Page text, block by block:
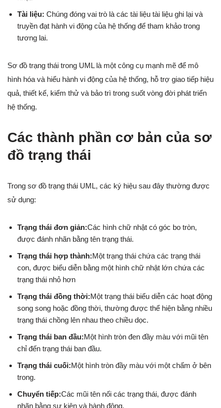
Tài liệu: Chúng đóng vai trò là các tài liệu tài liệu ghi lại và
truyền đạt hành vi động của hệ thống để tham khảo trong
tương lai.
Sơ đồ trạng thái trong UML là một công cụ mạnh mẽ để mô
hình hóa và hiểu hành vi động của hệ thống, hỗ trợ giao tiếp hiệu
quả, thiết kế, kiểm thử và bảo trì trong suốt vòng đời phát triển
hệ thống.
Các thành phần cơ bản của sơ
đồ trạng thái
Trong sơ đồ trạng thái UML, các ký hiệu sau đây thường được
sử dụng:
Trạng thái đơn giản:Các hình chữ nhật có góc bo tròn,
được đánh nhãn bằng tên trạng thái.
Trạng thái hợp thành:Một trạng thái chứa các trạng thái
con, được biểu diễn bằng một hình chữ nhật lớn chứa các
trạng thái nhỏ hơn
Trạng thái đồng thời:Một trạng thái biểu diễn các hoạt động
song song hoặc đồng thời, thường được thể hiện bằng nhiều
trạng thái chồng lên nhau theo chiều dọc.
Trạng thái ban đầu:Một hình tròn đen đầy màu với mũi tên
chỉ đến trạng thái ban đầu.
Trạng thái cuối:Một hình tròn đầy màu với một chấm ở bên
trong.
Chuyển tiếp:Các mũi tên nối các trạng thái, được đánh
nhãn bằng sự kiện và hành động.